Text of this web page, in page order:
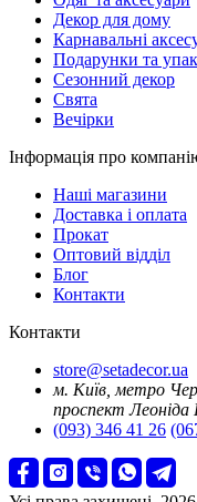
Декор для дому
Карнавальні
Подарунки та
Сезонний декор
Свята
Вечірки
Інформація про
Наші магазини
Доставка і оплата
Прокат
Оптовий відділ
Блог
Контакти
Контакти
store@setadecor.ua
м. Київ, метро
проспект
(093) 346 41 26